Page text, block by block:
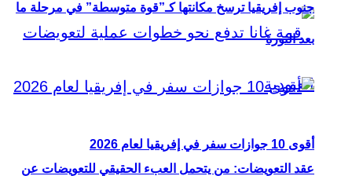
عقد التعويضات: من يتحمل العبء الحقيقي للتعويضات عن
جنوب إفريقيا ترسخ مكانتها كـ”قوة متوسطة” في مرحلة ما
بعد الثورة
أقوى 10 جوازات سفر في إفريقيا لعام 2026